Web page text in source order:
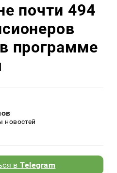
почти 494
программе
новостей
вTelegram